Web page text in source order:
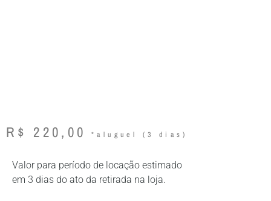
R$ 220,00
Valor para período de locação estimado
em 3 dias do ato da retirada na loja.